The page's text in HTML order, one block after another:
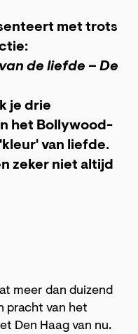
met trots
de liefde – De
je drie
het Bollywood-
van liefde.
zeker niet altijd
meer dan duizend
pracht van het
Den Haag van nu.